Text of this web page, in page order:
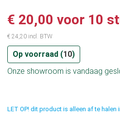
€ 20,00 voor 10
€ 24,20 incl. BTW
Op voorraad (10)
Onze showroom is vandaag
LET OP! dit product is alleen af te